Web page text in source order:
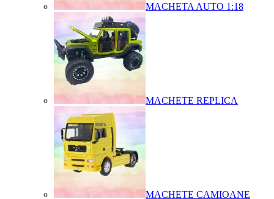
MACHETA AUTO 1:18
MACHETE REPLICA
MACHETE CAMIOANE